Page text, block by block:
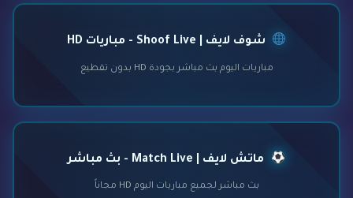
شوف لايف | Shoof Live - مباريات HD
مباريات اليوم بث مباشر بجودة HD بدون تقطيع
ماتش لايف | Match Live - بث مباشر
بث مباشر لجميع مباريات اليوم HD مجاناً